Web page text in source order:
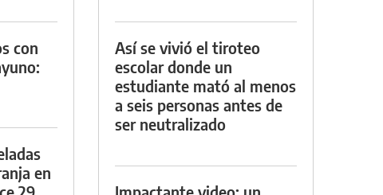
con
en
Así se vivió el tiroteo
escolar donde un
estudiante mató al menos
a seis personas antes de
ser neutralizado